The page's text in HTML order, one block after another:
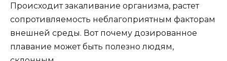
Происходит закаливание организма, растет
сопротивляемость неблагоприятным факторам
внешней среды. Вот почему дозированное
плавание может быть полезно людям,